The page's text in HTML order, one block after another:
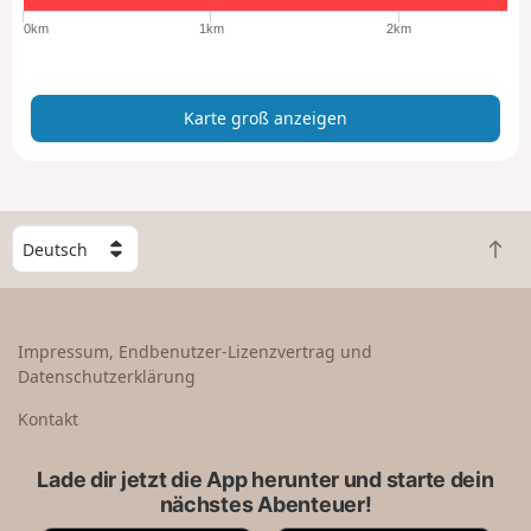
ß
z
i
n
0km 1km 2km
Karte groß anzeigen
W
ä
h
e
n
Z
u
Impressum, Endbenutzer-Lizenzvertrag und
Datenschutzerklärung
Kontakt
Lade dir jetzt die App herunter und starte dein
nächstes Abenteuer!